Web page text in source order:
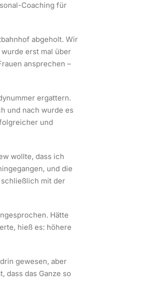
Coaching für
abgeholt. Wir
erst mal über
ansprechen –
ergattern.
und nach wurde es
und
wollte, dass ich
und die
mit der
Hätte
hieß es: höhere
gewesen, aber
dass das Ganze so